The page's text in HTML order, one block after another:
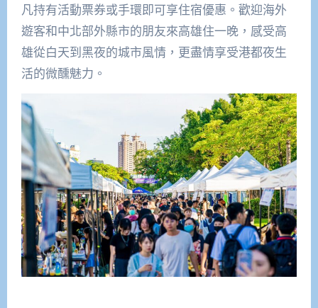
凡持有活動票券或手環即可享住宿優惠。歡迎海外
遊客和中北部外縣市的朋友來高雄住一晚，感受高
雄從白天到黑夜的城市風情，更盡情享受港都夜生
活的微醺魅力。